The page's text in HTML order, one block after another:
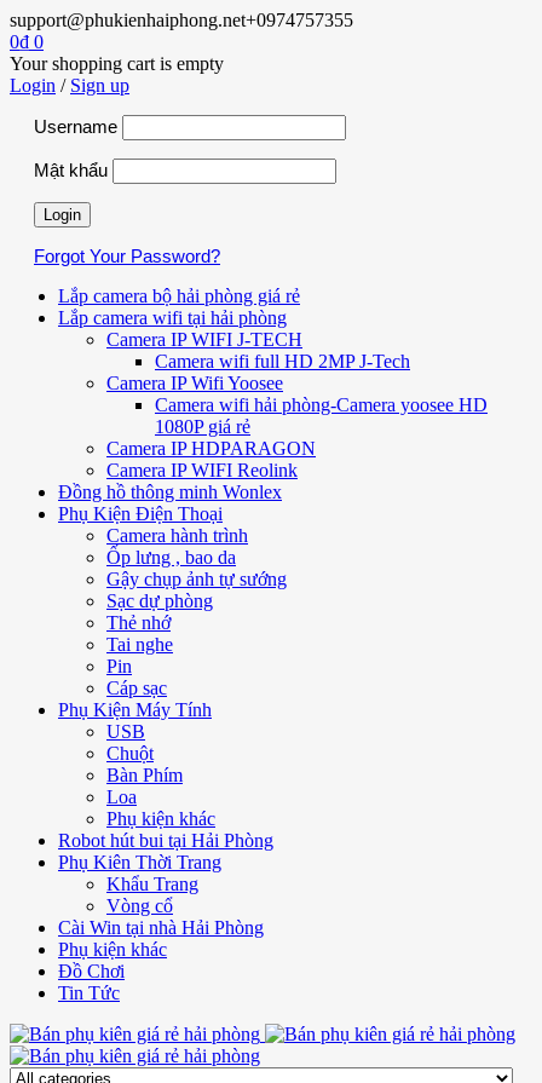
support@phukienhaiphong.net+0974757355
0₫ 0
Your shopping cart is empty
Login / Sign up
Username
Mật khẩu
Forgot Your Password?
Lắp camera bộ hải phòng giá rẻ
Lắp camera wifi tại hải phòng
Camera IP WIFI J-TECH
Camera wifi full HD 2MP J-Tech
Camera IP Wifi Yoosee
Camera wifi hải phòng-Camera yoosee HD
1080P giá rẻ
Camera IP HDPARAGON
Camera IP WIFI Reolink
Đồng hồ thông minh Wonlex
Phụ Kiện Điện Thoại
Camera hành trình
Ốp lưng , bao da
Gậy chụp ảnh tự sướng
Sạc dự phòng
Thẻ nhớ
Tai nghe
Pin
Cáp sạc
Phụ Kiện Máy Tính
USB
Chuột
Bàn Phím
Loa
Phụ kiện khác
Robot hút bui tại Hải Phòng
Phụ Kiên Thời Trang
Khẩu Trang
Vòng cổ
Cài Win tại nhà Hải Phòng
Phụ kiện khác
Đồ Chơi
Tin Tức